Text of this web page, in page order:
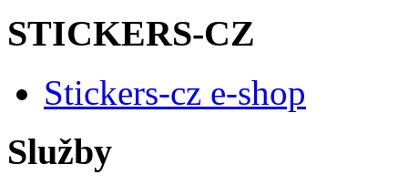
STICKERS-CZ
Stickers-cz e-shop
Služby